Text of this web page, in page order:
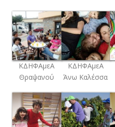
ΚΔΗΦΑμεΑ
Θραψανού
ΚΔΗΦΑμεΑ
Άνω Καλέσσα